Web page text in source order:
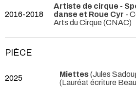
2016-2018
Artiste de cirque -
danse et Roue Cyr -
Arts du Cirque (CNAC)
PIÈCE
2025 Miettes(Jules
(Lauréat écriture